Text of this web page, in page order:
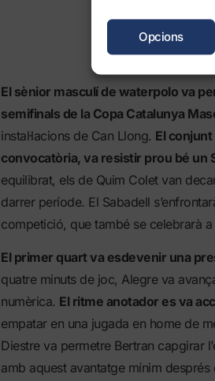
Opcions
El sènior masculí de waterpolo va
semifinals de la Copa Catalunya
instal·lacions de Can Llong. El
convocatòria, va resistir prou bé un
equilibrat, els de Quim Colet van
darrer període. El Sabadell
competició, que també se celebrarà a
El primer quart va esdevenir una
quatre minuts de joc, Alegre va
numèrica. El ritme anotador es va
empatar en una jugada en home de
Diestre va permetre Bertran capgirar
amb aquest avantatge mínim